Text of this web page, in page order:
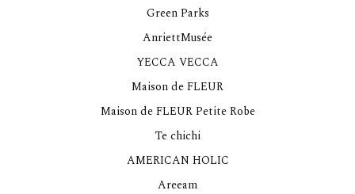
Green Parks
AnriettMusée
YECCA VECCA
Maison de FLEUR
Maison de FLEUR Petite Robe
Te chichi
AMERICAN HOLIC
Areeam